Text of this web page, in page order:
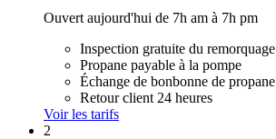
Ouvert aujourd'hui de 7h am à 7h pm
Inspection gratuite du remorquage
Propane payable à la pompe
Échange de bonbonne de propane
Retour client 24 heures
Voir les tarifs
2